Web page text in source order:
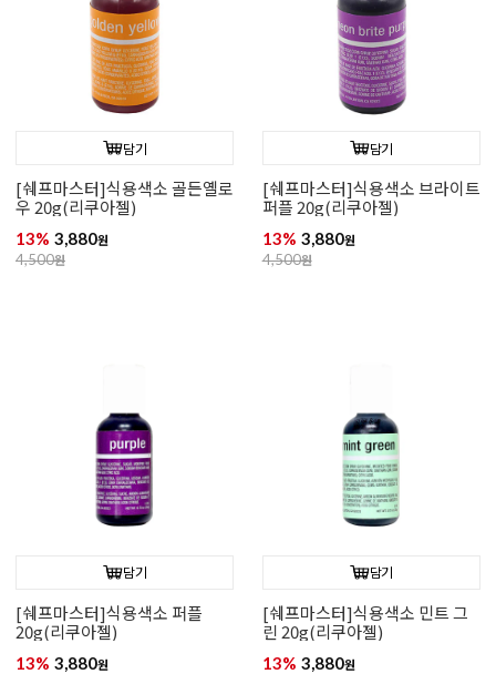
담기
[쉐프마스터]식용색소 골든옐로
우 20g(리쿠아젤)
13% 3,880원
4,500원
담기
[쉐프마스터]식용색소 브라이트
퍼플 20g(리쿠아젤)
13% 3,880원
4,500원
담기
[쉐프마스터]식용색소 퍼플
20g(리쿠아젤)
13% 3,880원
담기
[쉐프마스터]식용색소 민트 그
린 20g(리쿠아젤)
13% 3,880원